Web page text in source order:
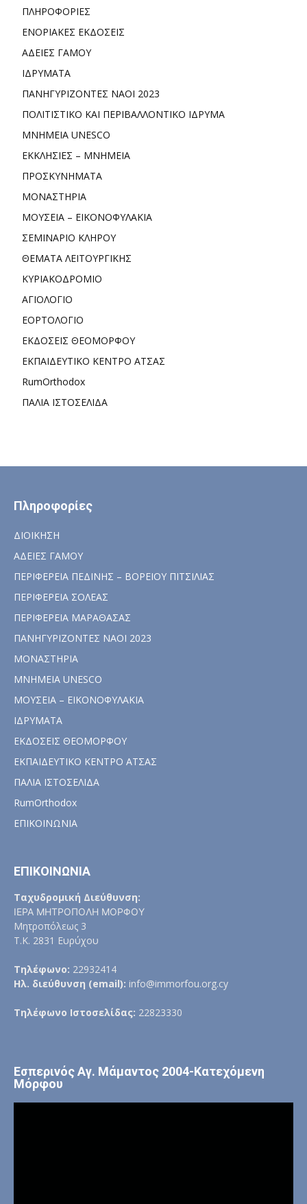
ΠΛΗΡΟΦΟΡΙΕΣ
ΕΝΟΡΙΑΚΕΣ ΕΚΔΟΣΕΙΣ
ΑΔΕΙΕΣ ΓΑΜΟΥ
ΙΔΡΥΜΑΤΑ
ΠΑΝΗΓΥΡΙΖΟΝΤΕΣ ΝΑΟΙ 2023
ΠΟΛΙΤΙΣΤΙΚΟ ΚΑΙ ΠΕΡΙΒΑΛΛΟΝΤΙΚΟ ΙΔΡΥΜΑ
ΜΝΗΜΕΙΑ UNESCO
ΕΚΚΛΗΣΙΕΣ – ΜΝΗΜΕΙΑ
ΠΡΟΣΚΥΝΗΜΑΤΑ
ΜΟΝΑΣΤΗΡΙΑ
ΜΟΥΣΕΙΑ – ΕΙΚΟΝΟΦΥΛΑΚΙΑ
ΣΕΜΙΝΑΡΙΟ ΚΛΗΡΟΥ
ΘΕΜΑΤΑ ΛΕΙΤΟΥΡΓΙΚΗΣ
ΚΥΡΙΑΚΟΔΡΟΜΙΟ
ΑΓΙΟΛΟΓΙΟ
ΕΟΡΤΟΛΟΓΙΟ
ΕΚΔΟΣΕΙΣ ΘΕΟΜΟΡΦΟΥ
ΕΚΠΑΙΔΕΥΤΙΚΟ ΚΕΝΤΡΟ ΑΤΣΑΣ
RumOrthodox
ΠΑΛΙΑ ΙΣΤΟΣΕΛΙΔΑ
Πληροφορίες
ΔΙΟΙΚΗΣΗ
ΑΔΕΙΕΣ ΓΑΜΟΥ
ΠΕΡΙΦΕΡΕΙΑ ΠΕΔΙΝΗΣ – ΒΟΡΕΙΟΥ ΠΙΤΣΙΛΙΑΣ
ΠΕΡΙΦΕΡΕΙΑ ΣΟΛΕΑΣ
ΠΕΡΙΦΕΡΕΙΑ ΜΑΡΑΘΑΣΑΣ
ΠΑΝΗΓΥΡΙΖΟΝΤΕΣ ΝΑΟΙ 2023
ΜΟΝΑΣΤΗΡΙΑ
ΜΝΗΜΕΙΑ UNESCO
ΜΟΥΣΕΙΑ – ΕΙΚΟΝΟΦΥΛΑΚΙΑ
ΙΔΡΥΜΑΤΑ
ΕΚΔΟΣΕΙΣ ΘΕΟΜΟΡΦΟΥ
ΕΚΠΑΙΔΕΥΤΙΚΟ ΚΕΝΤΡΟ ΑΤΣΑΣ
ΠΑΛΙΑ ΙΣΤΟΣΕΛΙΔΑ
RumOrthodox
ΕΠΙΚΟΙΝΩΝΙΑ
ΕΠΙΚΟΙΝΩΝΙΑ
Ταχυδρομική Διεύθυνση:
ΙΕΡΑ ΜΗΤΡΟΠΟΛΗ ΜΟΡΦΟΥ
Μητροπόλεως 3
Τ.Κ. 2831 Ευρύχου
Τηλέφωνο: 22932414
Ηλ. διεύθυνση (email): info@immorfou.org.cy
Τηλέφωνο Ιστοσελίδας: 22823330
Εσπερινός Αγ. Μάμαντος 2004-Κατεχόμενη
Μόρφου